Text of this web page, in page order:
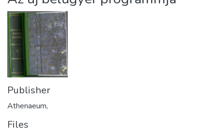
About us
Publisher
Athenaeum,
Files